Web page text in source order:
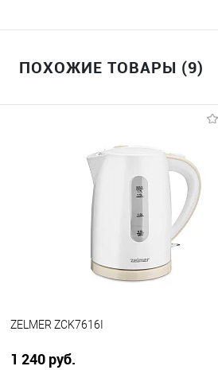
ПОХОЖИЕ ТОВАРЫ (9)
ZELMER ZCK7616I
1 240 руб.